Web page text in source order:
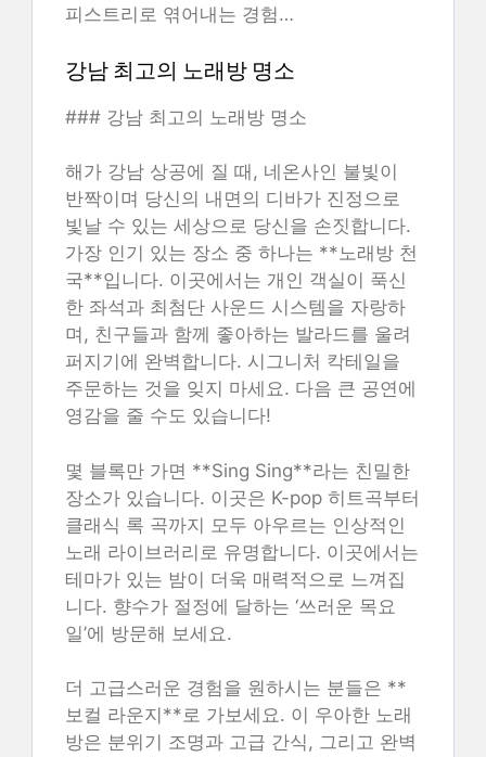
피스트리로 엮어내는 경험…
강남 최고의 노래방 명소
### 강남 최고의 노래방 명소
해가 강남 상공에 질 때, 네온사인 불빛이
반짝이며 당신의 내면의 디바가 진정으로
빛날 수 있는 세상으로 당신을 손짓합니다.
가장 인기 있는 장소 중 하나는 **노래방 천
국**입니다. 이곳에서는 개인 객실이 푹신
한 좌석과 최첨단 사운드 시스템을 자랑하
며, 친구들과 함께 좋아하는 발라드를 울려
퍼지기에 완벽합니다. 시그니처 칵테일을
주문하는 것을 잊지 마세요. 다음 큰 공연에
영감을 줄 수도 있습니다!
몇 블록만 가면 **Sing Sing**라는 친밀한
장소가 있습니다. 이곳은 K-pop 히트곡부터
클래식 록 곡까지 모두 아우르는 인상적인
노래 라이브러리로 유명합니다. 이곳에서는
테마가 있는 밤이 더욱 매력적으로 느껴집
니다. 향수가 절정에 달하는 ‘쓰러운 목요
일’에 방문해 보세요.
더 고급스러운 경험을 원하시는 분들은 **
보컬 라운지**로 가보세요. 이 우아한 노래
방은 분위기 조명과 고급 간식, 그리고 완벽